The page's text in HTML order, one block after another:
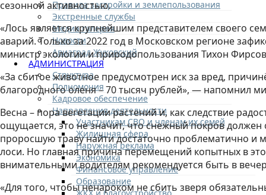
Правила застройки и землепользования
Экстренные службы
Медиа галерея
Новости
Авиаград Жуковский
АДМИНИСТРАЦИЯ
Структура
Полномочия
Кадровое обеспечение
Направления деятельности
Участникам СВО и членам их семей
Жилищная сфера
Наружная реклама
Экономика
Финансовое управление
Образование
ЖКХ и благоустройство
сезонной активностью.
«Лось является крупнейшим представителем своего
аварий. Только за 2022 год в Московском регионе
министр экологии и природопользования Тихон
«За сбитое животное предусмотрен иск за вред,
благородного оленя – 70 тысяч рублей», — напомнил
Весна – пора вегетации растений и, как следствие
ощущается, это не значит, что снежный покров должен
проросшую траву найти достаточно проблематично и
лоси. Но главная причина перемещений копытных в
внимательными водителям рекомендуется быть в
«Для того, чтобы ненароком не сбить зверя